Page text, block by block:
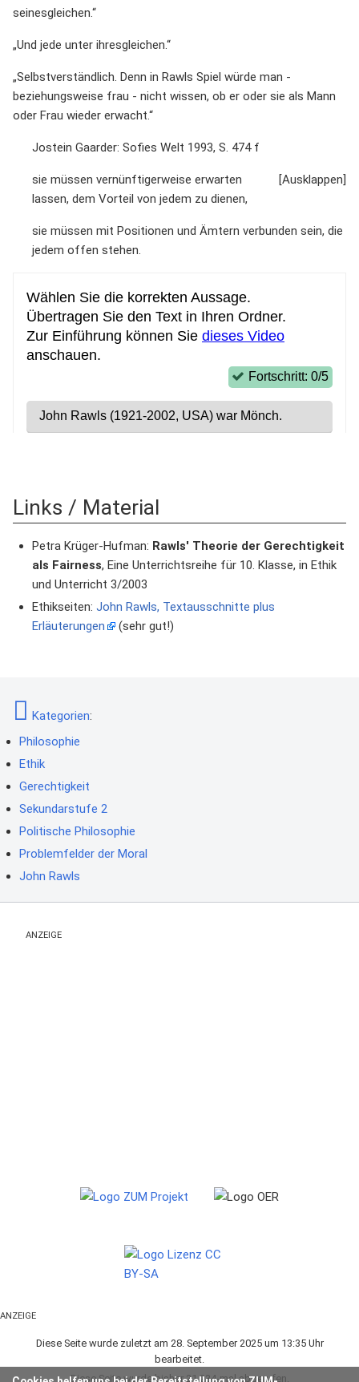
seinesgleichen.“
„Und jede unter ihresgleichen.“
„Selbstverständlich. Denn in Rawls Spiel würde man -
beziehungsweise frau - nicht wissen, ob er oder sie als Mann
oder Frau wieder erwacht.“
Jostein Gaarder: Sofies Welt 1993, S. 474 f
sie müssen vernünftigerweise erwarten
lassen, dem Vorteil von jedem zu dienen,
sie müssen mit Positionen und Ämtern verbunden sein, die
jedem offen stehen.
Links / Material
Petra Krüger-Hufman: Rawls' Theorie der Gerechtigkeit
als Fairness, Eine Unterrichtsreihe für 10. Klasse, in Ethik
und Unterricht 3/2003
Ethikseiten: John Rawls, Textausschnitte plus
Erläuterungen
(sehr gut!)
Kategorien:
Philosophie
Ethik
Gerechtigkeit
Sekundarstufe 2
Politische Philosophie
Problemfelder der Moral
John Rawls
ANZEIGE
ANZEIGE
Diese Seite wurde zuletzt am 28. September 2025 um 13:35 Uhr
bearbeitet.
Diese Seite wurde bisher 21.234-mal abgerufen.